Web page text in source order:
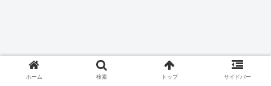
ホーム 検索 トップ サイドバー